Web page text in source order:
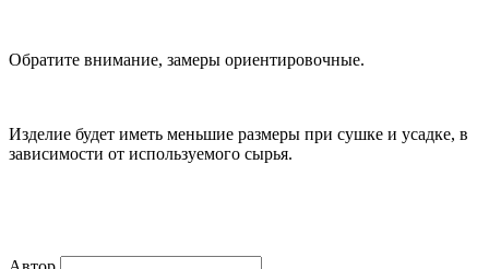
Обратите внимание, замеры ориентировочные.
Изделие будет иметь меньшие размеры при сушке и усадке, в
зависимости от используемого сырья.